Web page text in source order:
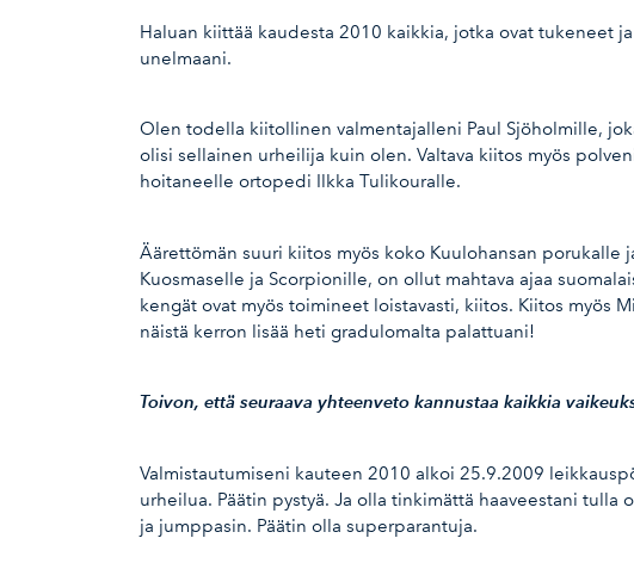
Haluan kiittää kaudesta 2010 kaikkia, jotka ovat tukeneet
unelmaani.
Olen todella kiitollinen valmentajalleni Paul Sjöholmille,
olisi sellainen urheilija kuin olen. Valtava kiitos myös
hoitaneelle ortopedi Ilkka Tulikouralle.
Äärettömän suuri kiitos myös koko Kuulohansan
Kuosmaselle ja Scorpionille, on ollut mahtava ajaa
kengät ovat myös toimineet loistavasti, kiitos. Kiitos myös
näistä kerron lisää heti gradulomalta palattuani!
Toivon, että seuraava yhteenveto kannustaa kaikkia
Valmistautumiseni kauteen 2010 alkoi 25.9.2009
urheilua. Päätin pystyä. Ja olla tinkimättä haaveestani
ja jumppasin. Päätin olla superparantuja.